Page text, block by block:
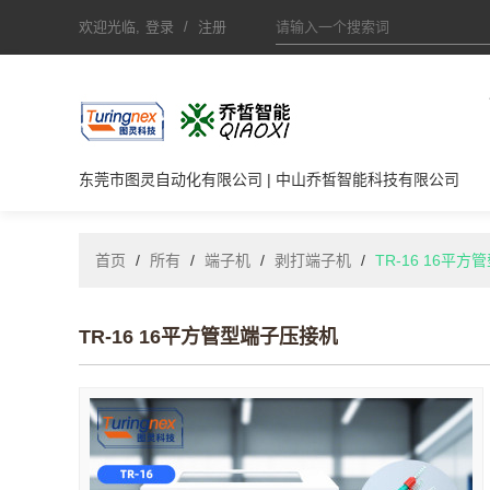
欢迎光临, 登录 / 注册
东莞市图灵自动化有限公司 | 中山乔皙智能科技有限公司
首页 / 所有 / 端子机 / 剥打端子机 / TR-16 16平方
TR-16 16平方管型端子压接机